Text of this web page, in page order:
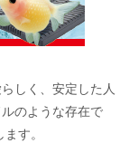
しく、安定した人
のような存在で
す。